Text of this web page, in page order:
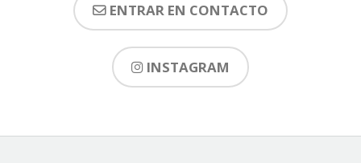
ENTRAR EN CONTACTO
INSTAGRAM